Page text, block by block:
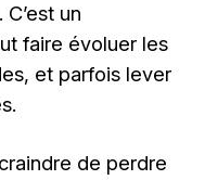
un
faire évoluer les
et parfois lever
de perdre